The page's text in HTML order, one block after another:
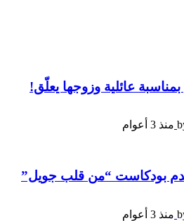
عائلية وزوجها يعلّق!
منذ 3 أعوام
بودكاست “من قلب جويل”
منذ 3 أعوام